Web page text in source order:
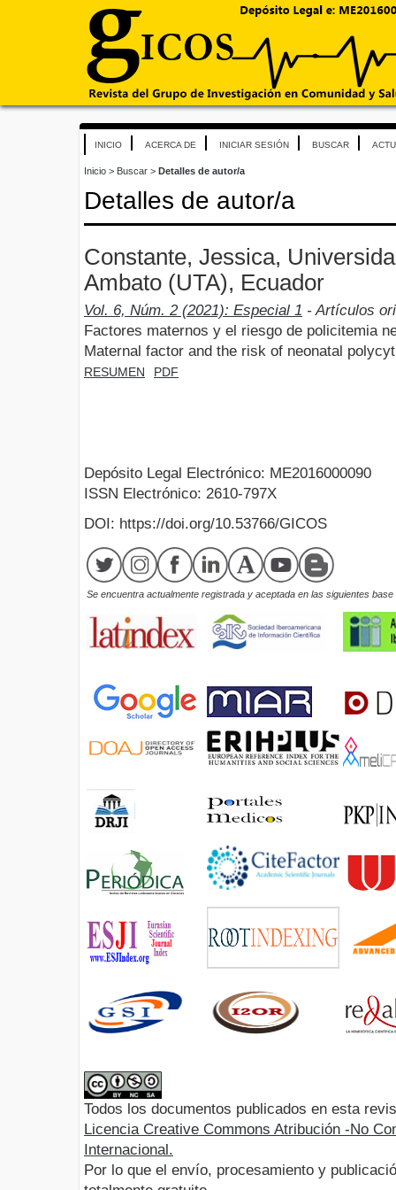
INICIO ACERCA DE INICIAR SESIÓN BUSCAR
Inicio > Buscar > Detalles de autor/a
Detalles de autor/a
Constante, Jessica,
Ambato (UTA), Ecuador
Vol. 6, Núm. 2 (2021): Especial 1 - Artículos
Factores maternos y el riesgo de policitemia
Maternal factor and the risk of neonatal
RESUMEN PDF
Depósito Legal Electrónico: ME2016000090
ISSN Electrónico: 2610-797X
DOI: https://doi.org/10.53766/GICOS
Se encuentra actualmente registrada y aceptada en las siguientes
Todos los documentos publicados en esta
Licencia Creative Commons Atribución -No
Internacional.
Por lo que el envío, procesamiento y